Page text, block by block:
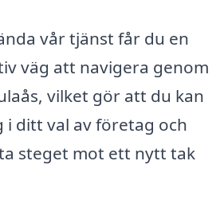
vår tjänst får du en
väg att navigera genom
vilket gör att du kan
i ditt val av företag och
steget mot ett nytt tak